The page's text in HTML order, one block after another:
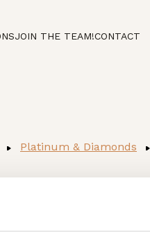
JOIN THE TEAM!CONTACT
Platinum & Diamonds